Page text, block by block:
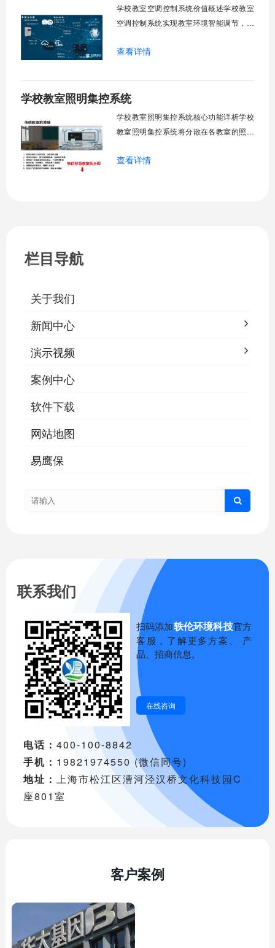
阈值超标触发开合机构。免人工干预。自
然
学校教室空调控制系统价值概述学校教室
空调控制系统实现教室环境智能调节，提
管理全校空调设备，远程监控运行状态，
警。管理人员通过平台统一管控，减少人
工巡检工作量，延长设备使用寿命，节约
运营成本，为师生创造良好学习环境。
一、集中
查看详情
学校教室照明集控系统
学校教室照明集控系统核心功能详析学校
教室照明集控系统将分散在各教室的照明
关、按需调光、定时策略、能耗监测、故
查看详情
栏目导航
关于我们
新闻中心
演示视频
案例中心
软件下载
网站地图
易鹰保
联系我们
扫码添加轶伦环境科技官方
客服，了解更多方案、 产
品、招商信息。
在线咨询
电话： 400-100-8842
手机： 19821974550 (微信同号)
地址： 上海市松江区漕河泾汉桥文化科技园C
座801室
客户案例